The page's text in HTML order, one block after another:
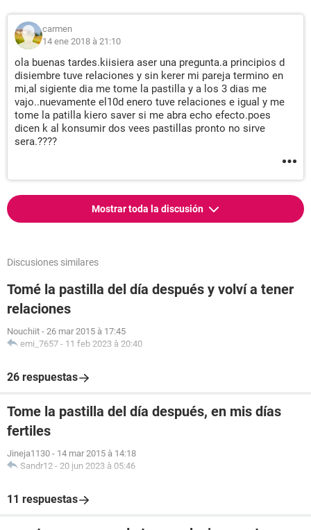
carmen
14 ene 2018 à 21:10
ola buenas tardes.kiisiera aser una pregunta.a principios d
disiembre tuve relaciones y sin kerer mi pareja termino en
mi,al sigiente dia me tome la pastilla y a los 3 dias me
vajo..nuevamente el10d enero tuve relaciones e igual y me
tome la patilla kiero saver si me abra echo efecto.poes
dicen k al konsumir dos vees pastillas pronto no sirve
sera.????
Mostrar toda la discusión
Discusiones similares
Tomé la pastilla del día después y volví a tener
relaciones
Nouchiit - 26 mar 2015 à 17:45
emi_7657 - 11 feb 2023 à 20:40
26 respuestas
Tome la pastilla del día después, en mis días
fertiles
Jineja1130 - 14 mar 2015 à 14:18
Sandr12 - 20 jun 2023 à 05:46
11 respuestas